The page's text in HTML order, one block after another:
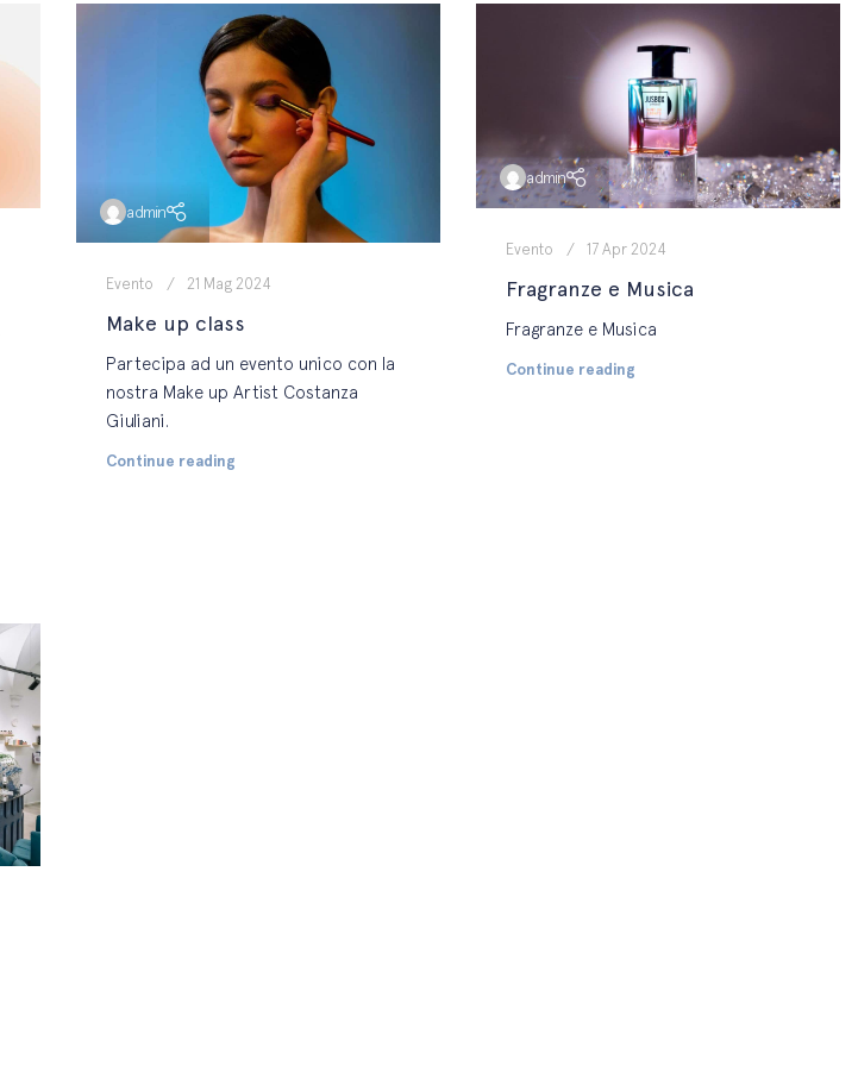
admin
Evento 21 Mag 2024
Make up class
Partecipa ad un evento unico con la
nostra Make up Artist Costanza
Giuliani.
Continue reading
admin
Evento 17 Apr 2024
Fragranze e Musica
Fragranze e Musica
Continue reading